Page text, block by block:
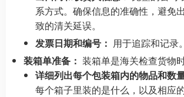
系方式。确保信息的准确性，避免
致的清关延误。
发票日期和编号： 用于追踪和记录。
装箱单准备： 装箱单是海关检查货物
详细列出每个包装箱内的物品和数
每个箱子里装的是什么，以及相应的